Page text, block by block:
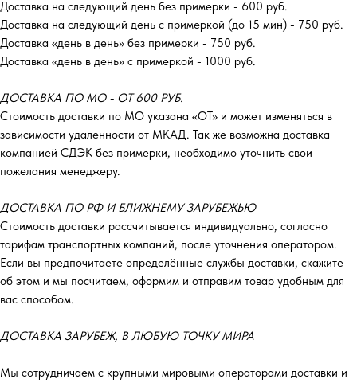
Доставка на следующий день без примерки - 600 руб.
Доставка на следующий день с примеркой (до 15 мин) - 750 руб.
Доставка «день в день» без примерки - 750 руб.
Доставка «день в день» с примеркой - 1000 руб.
ДОСТАВКА ПО МО - ОТ 600 РУБ.
Стоимость доставки по МО указана «ОТ»‎ и может изменяться в
зависимости удаленности от МКАД. Так же возможна доставка
компанией СДЭК без примерки, необходимо уточнить свои
пожелания менеджеру.
ДОСТАВКА ПО РФ И БЛИЖНЕМУ ЗАРУБЕЖЬЮ
Стоимость доставки рассчитывается индивидуально, согласно
тарифам транспортных компаний, после уточнения оператором.
Если вы предпочитаете определённые службы доставки, скажите
об этом и мы посчитаем, оформим и отправим товар удобным для
вас способом.
ДОСТАВКА ЗАРУБЕЖ, В ЛЮБУЮ ТОЧКУ МИРА
Мы сотрудничаем с крупными мировыми операторами доставки и